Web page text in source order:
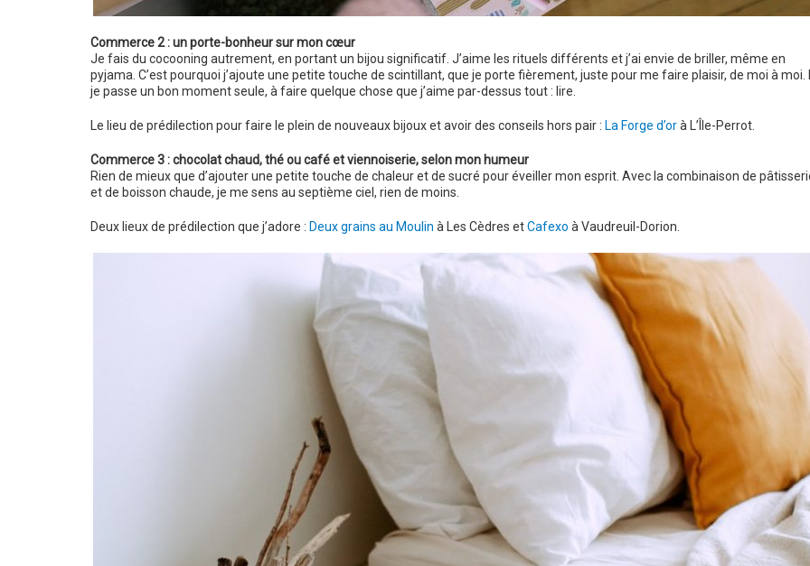
Commerce 2 : un porte-bonheur sur mon cœur
Je fais du cocooning autrement, en portant un bijou significatif. J’aime les rituels différents et j’ai envie de briller, même en
pyjama. C’est pourquoi j’ajoute une petite touche de scintillant, que je porte fièrement, juste pour me faire plaisir, de moi à moi.
je passe un bon moment seule, à faire quelque chose que j’aime par-dessus tout : lire.
Le lieu de prédilection pour faire le plein de nouveaux bijoux et avoir des conseils hors pair : La Forge d’orà L’Île-Perrot.
Commerce 3 : chocolat chaud, thé ou café et viennoiserie, selon mon humeur
Rien de mieux que d’ajouter une petite touche de chaleur et de sucré pour éveiller mon esprit. Avec la combinaison de
et de boisson chaude, je me sens au septième ciel, rien de moins.
Deux lieux de prédilection que j’adore : Deux grains au Moulin à Les Cèdres etCafexo à Vaudreuil-Dorion.